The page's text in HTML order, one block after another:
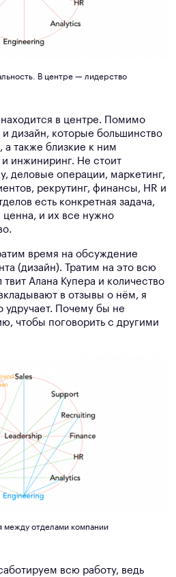
В центре — лидерство
находится в центре. Помимо
и дизайн, которые большинство
также близкие к ним
инжиниринг. Не стоит
деловые операции, маркетинг,
рекрутинг, финансы, HR и
есть конкретная задача,
и их все нужно
время на обсуждение
(дизайн). Тратим на это всю
Алана Купера и количество
в отзывы о нём, я
удручает. Почему бы не
чтобы поговорить с другими
между отделами компании
всю работу, ведь